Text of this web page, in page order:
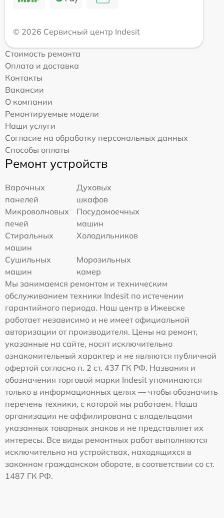
© 2026 Сервисный центр Indesit
Стоимость ремонта
Оплата и доставка
Контакты
Вакансии
О компании
Ремонтируемые модели
Наши услуги
Согласие на обработку персональных данных
Способы оплаты
Ремонт устройств
Варочных
панелей
Духовых
шкафов
Микроволновых
печей
Посудомоечных
машин
Стиральных
машин
Холодильников
Сушильных
машин
Морозильных
камер
Мы занимаемся ремонтом и техническим
обслуживанием техники Indesit по истечении
гарантийного периода. Наш центр в Ижевске
работает независимо и не имеет официальной
авторизации от производителя. Цены на ремонт,
указанные на сайте, носят исключительно
ознакомительный характер и не являются публичной
офертой согласно п. 2 ст. 437 ГК РФ. Названия и
обозначения торговой марки Indesit упоминаются
только в информационных целях — чтобы обозначить
перечень техники, с которой мы работаем. Наша
организация не аффилирована с владельцами
указанных товарных знаков и не представляет их
интересы. Все виды ремонтных работ выполняются
исключительно на устройствах, находящихся в
законном гражданском обороте, в соответствии со ст.
1487 ГК РФ.